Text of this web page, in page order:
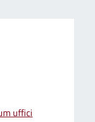
uffici